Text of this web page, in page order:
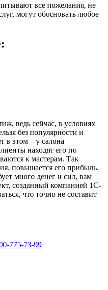
все пожелания, не
могут обосновать любое
ведь сейчас, в условиях
без популярности и
в этом – у салона
находят его по
к мастерам. Так
повышается его прибыль.
много денег и сил, вам
созданный компанией 1С-
что точно не составит
775-73-99